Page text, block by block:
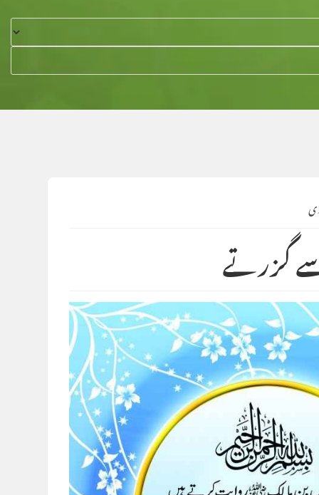
گزرتے